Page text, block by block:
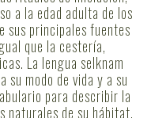
a la edad adulta de los
sus principales fuentes
que la cestería,
La lengua selknam
su modo de vida y a su
para describir la
naturales de su hábitat,